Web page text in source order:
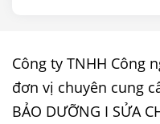
Công ty TNHH Công
đơn vị chuyên cung
BẢO DƯỠNG I SỬA